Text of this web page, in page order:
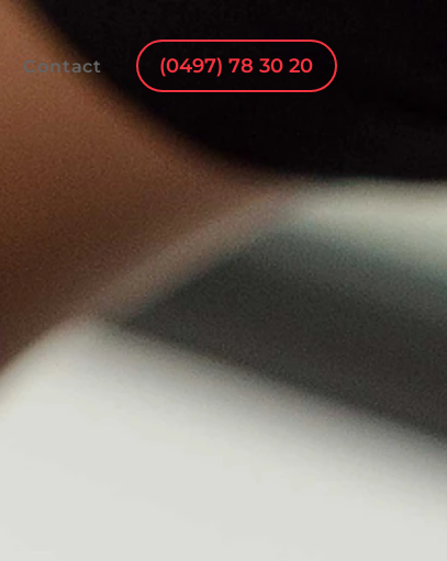
Contact (0497) 78 30 20